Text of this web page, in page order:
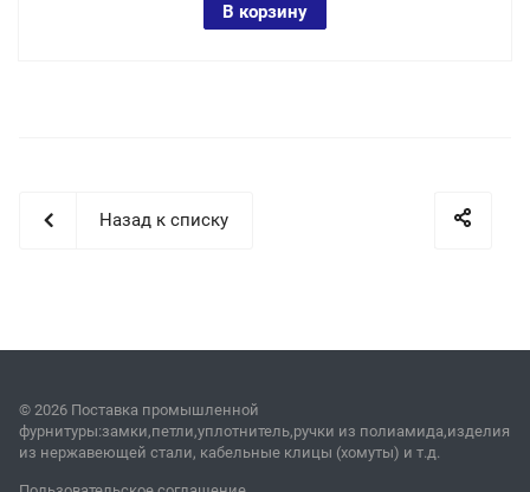
В корзину
Назад к списку
© 2026 Поставка промышленной
фурнитуры:замки,петли,уплотнитель,ручки из полиамида,изделия
из нержавеющей стали, кабельные клицы (хомуты) и т.д.